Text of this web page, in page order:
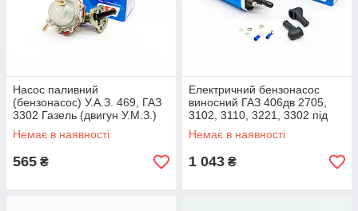
Насос паливний
(бензонасос) У.А.З. 469, ГАЗ
3302 Газель (двигун У.М.З.)
LSA LA 451-1106010
Немає в наявності
565 ₴
Електричний бензонасос
виносний ГАЗ 406дв 2705,
3102, 3110, 3221, 3302 під
шланг LSA LA 50-1139000
Немає в наявності
1 043 ₴